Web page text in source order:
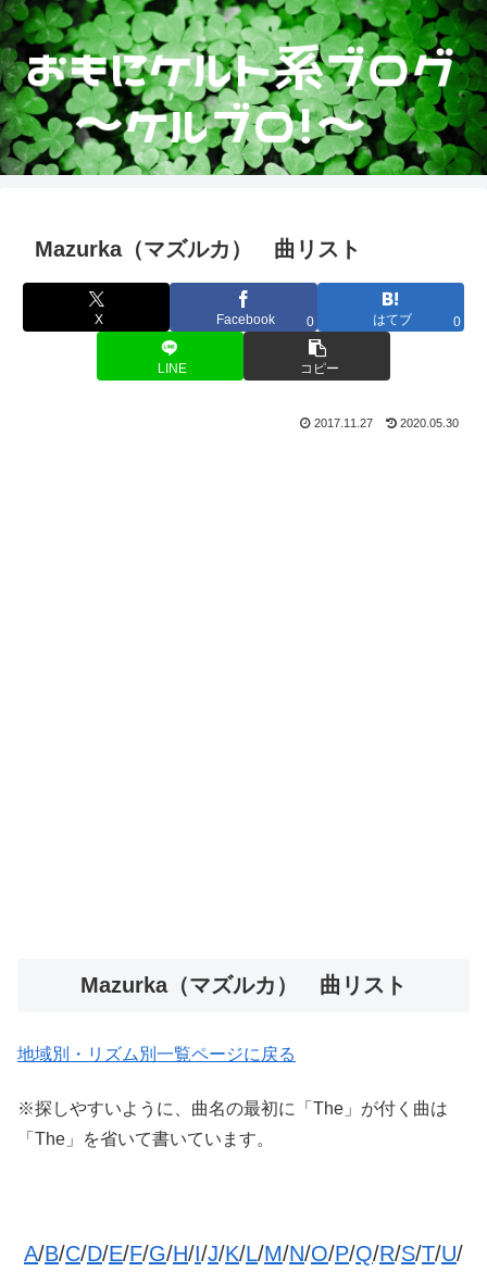
Mazurka（マズルカ） 曲リスト
X Facebook 0 はてブ 0
LINE コピー
2017.11.27 2020.05.30
Mazurka（マズルカ） 曲リスト
地域別・リズム別一覧ページに戻る
※探しやすいように、曲名の最初に「The」が付く曲は
「The」を省いて書いています。
A/B/C/D/E/F/G/H/I/J/K/L/M/N/O/P/Q/R/S/T/U/